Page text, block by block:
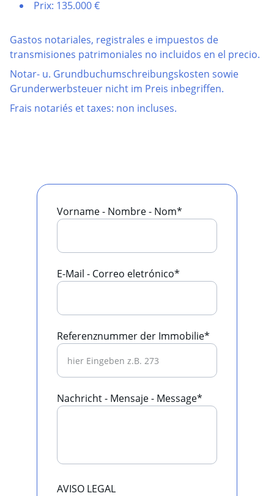
Prix: 135.000 €
Gastos notariales, registrales e impuestos de
transmisiones patrimoniales no incluidos en el precio.
Notar- u. Grundbuchumschreibungskosten sowie
Grunderwerbsteuer nicht im Preis inbegriffen.
Frais notariés et taxes: non incluses.​
Vorname - Nombre - Nom*
E-Mail - Correo eletrónico*
Referenznummer der Immobilie*
Nachricht - Mensaje - Message*
AVISO LEGAL